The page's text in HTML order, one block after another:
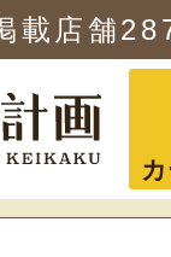
載店舗